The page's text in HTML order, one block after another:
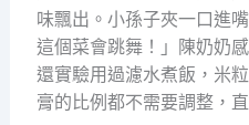
味飄出。小孫子夾一口進
這個菜會跳舞！」陳奶奶
還實驗用過濾水煮飯，米
膏的比例都不需要調整，